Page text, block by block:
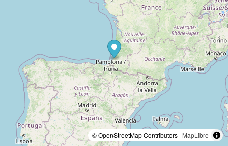
© OpenStreetMap Contributors | MapLibre